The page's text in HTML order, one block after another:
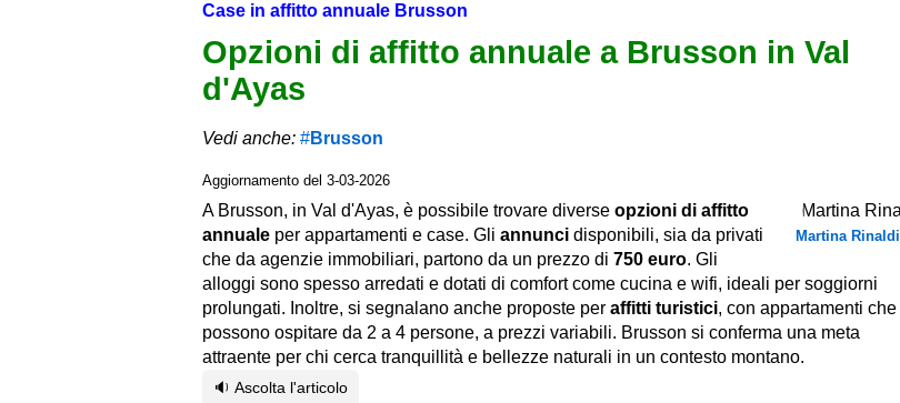
Case in affitto annuale Brusson
Opzioni di affitto annuale a Brusson in Val
d'Ayas
Vedi anche: Brusson
Aggiornamento del 3-03-2026
Martina Rinaldi
A Brusson, in Val d'Ayas, è possibile trovare diverse opzioni di affitto
annuale per appartamenti e case. Gli annunci disponibili, sia da privati
che da agenzie immobiliari, partono da un prezzo di 750 euro. Gli
alloggi sono spesso arredati e dotati di comfort come cucina e wifi, ideali per soggiorni
prolungati. Inoltre, si segnalano anche proposte per affitti turistici, con appartamenti che
possono ospitare da 2 a 4 persone, a prezzi variabili. Brusson si conferma una meta
attraente per chi cerca tranquillità e bellezze naturali in un contesto montano.
🔉 Ascolta l'articolo